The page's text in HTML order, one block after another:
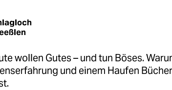
wollen Gutes – und tun Böses.
und einem Haufen